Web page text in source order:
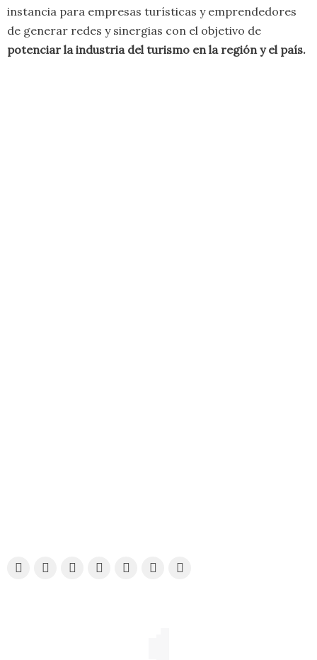
instancia para empresas turísticas y emprendedores
de generar redes y sinergias con el objetivo de
potenciar la industria del turismo en la región y el país.